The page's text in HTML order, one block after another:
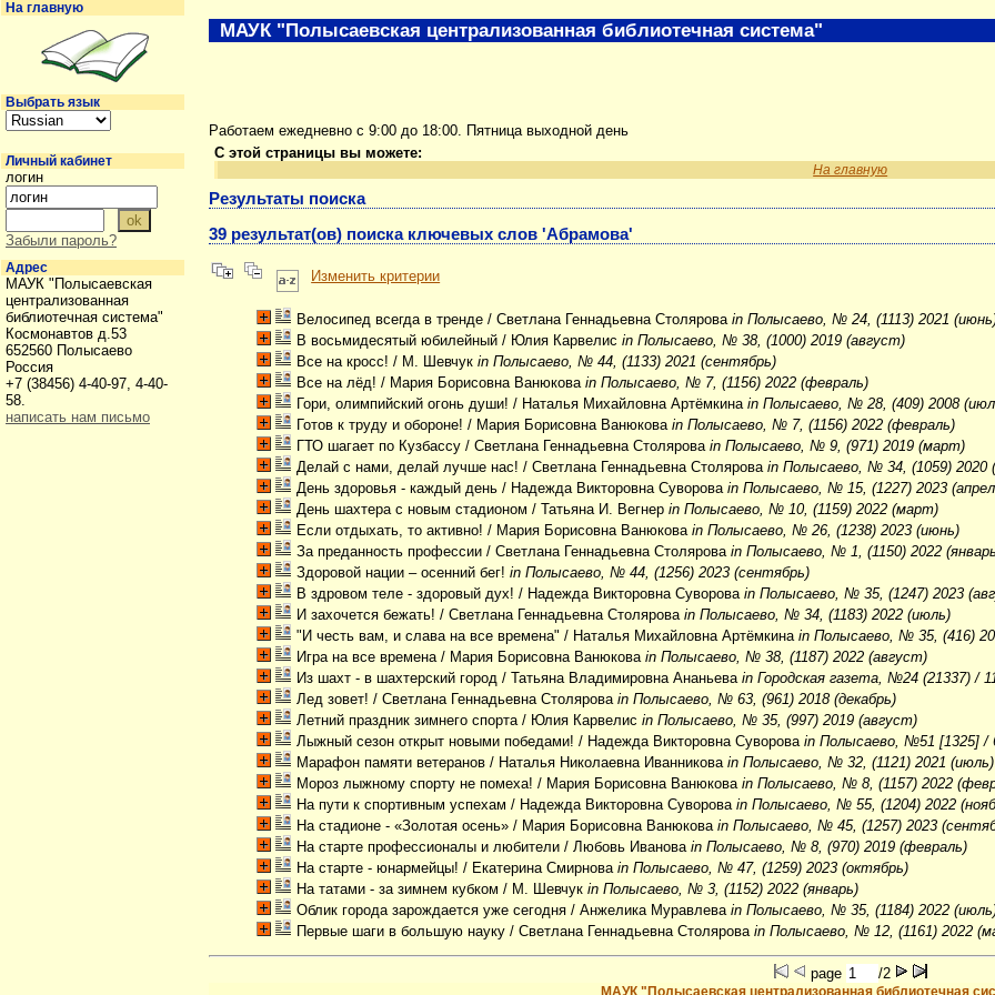
Работаем ежедневно с 9:00 до 18:00. Пятница выходной день
С этой страницы вы можете:
На главную
Результаты поиска
39 результат(ов) поиска ключевых слов 'Абрамова'
Изменить критерии
Велосипед всегда в тренде / Светлана Геннадьевна Столяроваin Полысаево, № 24, (1113) 2021
В восьмидесятый юбилейный / Юлия Карвелисin Полысаево, № 38, (1000) 2019 (август)
Все на кросс! / М. Шевчукin Полысаево, № 44, (1133) 2021 (сентябрь)
Все на лёд! / Мария Борисовна Ванюковаin Полысаево, № 7, (1156) 2022 (февраль)
Гори, олимпийский огонь души! / Наталья Михайловна Артёмкинаin Полысаево, № 28, (409) 2008
Готов к труду и обороне! / Мария Борисовна Ванюковаin Полысаево, № 7, (1156) 2022 (февраль)
ГТО шагает по Кузбассу / Светлана Геннадьевна Столяроваin Полысаево, № 9, (971) 2019 (март)
Делай с нами, делай лучше нас! / Светлана Геннадьевна Столяроваin Полысаево, № 34, (1059) 2020
День здоровья - каждый день / Надежда Викторовна Сувороваin Полысаево, № 15, (1227) 2023
День шахтера с новым стадионом / Татьяна И. Вегнерin Полысаево, № 10, (1159) 2022 (март)
Если отдыхать, то активно! / Мария Борисовна Ванюковаin Полысаево, № 26, (1238) 2023 (июнь)
За преданность профессии / Светлана Геннадьевна Столяроваin Полысаево, № 1, (1150) 2022
Здоровой нации – осенний бег! in Полысаево, № 44, (1256) 2023 (сентябрь)
В здровом теле - здоровый дух! / Надежда Викторовна Сувороваin Полысаево, № 35, (1247) 2023
И захочется бежать! / Светлана Геннадьевна Столяроваin Полысаево, № 34, (1183) 2022 (июль)
"И честь вам, и слава на все времена" / Наталья Михайловна Артёмкинаin Полысаево, № 35, (416)
Игра на все времена/ Мария Борисовна Ванюковаin Полысаево, № 38, (1187) 2022 (август)
Из шахт - в шахтерский город / Татьяна Владимировна Ананьеваin Городская газета, №24 (21337) /
Лед зовет! / Светлана Геннадьевна Столяроваin Полысаево, № 63, (961) 2018 (декабрь)
Летний праздник зимнего спорта/ Юлия Карвелисin Полысаево, № 35, (997) 2019 (август)
Лыжный сезон открыт новыми победами! / Надежда Викторовна Сувороваin Полысаево, №51 [1325] /
Марафон памяти ветеранов / Наталья Николаевна Иванниковаin Полысаево, № 32, (1121) 2021 (июль)
Мороз лыжному спорту не помеха! / Мария Борисовна Ванюковаin Полысаево, № 8, (1157) 2022
На пути к спортивным успехам / Надежда Викторовна Сувороваin Полысаево, № 55, (1204) 2022
На стадионе - «Золотая осень» / Мария Борисовна Ванюковаin Полысаево, № 45, (1257) 2023
На старте профессионалы и любители / Любовь Ивановаin Полысаево, № 8, (970) 2019 (февраль)
На старте - юнармейцы! / Екатерина Смирноваin Полысаево, № 47, (1259) 2023 (октябрь)
На татами - за зимнем кубком / М. Шевчукin Полысаево, № 3, (1152) 2022 (январь)
Облик города зарождается уже сегодня / Анжелика Муравлеваin Полысаево, № 35, (1184) 2022
Первые шаги в большую науку / Светлана Геннадьевна Столяроваin Полысаево, № 12, (1161) 2022
page /2
МАУК "Полысаевская централизованная библиотечная система"
На главную
Выбрать язык
Личный кабинет
логин
Забыли пароль?
Адрес
МАУК "Полысаевская
централизованная
библиотечная система"
Космонавтов д.53
652560 Полысаево
Россия
+7 (38456) 4-40-97, 4-40-
58.
написать нам письмо